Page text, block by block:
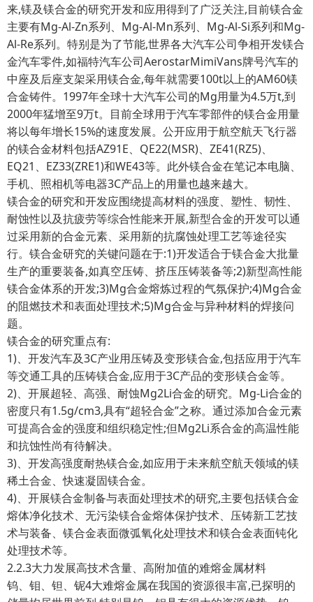
来,镁及镁合金的研究开发和应用得到了广泛关注,目前镁合金
主要有Mg-Al-Zn系列、Mg-Al-Mn系列、Mg-Al-Si系列和Mg-
Al-Re系列。特别是为了节能,世界各大汽车公司争相开发镁合
金汽车零件,如福特汽车公司AerostarMimiVans牌号汽车的
中座及后座支架采用镁合金,每年就需要100t以上的AM60镁
合金铸件。1997年全球十大汽车公司的Mg用量为4.5万t,到
2000年猛增至9万t。目前全球用于汽车零部件的镁合金用量
将以每年增长15%的速度发展。公开应用于航空航天飞行器
的镁合金材料包括AZ91E、QE22(MSR)、ZE41(RZ5)、
EQ21、EZ33(ZRE1)和WE43等。此外镁合金在笔记本电脑、
手机、照相机等电器3C产品上的用量也越来越大。
镁合金的研究和开发应围绕提高材料的强度、塑性、韧性、
耐蚀性以及抗疲劳等综合性能来开展,新型合金的开发可以通
过采用新的合金元素、采用新的抗腐蚀处理工艺等途径实
行。镁合金研究的关键问题在于:1)开发适合于镁合金大批量
生产的重要装备,如真空压铸、挤压压铸装备等;2)新型高性能
镁合金体系的开发;3)Mg合金熔炼过程的气氛保护;4)Mg合金
的阻燃技术和表面处理技术;5)Mg合金与异种材料的焊接问
题。
镁合金的研究重点有:
1)、开发汽车及3C产业用压铸及变形镁合金,包括应用于汽车
等交通工具的压铸镁合金,应用于3C产品的变形镁合金等。
2)、开展超轻、高强、耐蚀Mg2Li合金的研究。Mg-Li合金的
密度只有1.5g/cm3,具有“超轻合金”之称。通过添加合金元素
可提高合金的强度和组织稳定性;但Mg2Li系合金的高温性能
和抗蚀性尚有待解决。
3)、开发高强度耐热镁合金,如应用于未来航空航天领域的镁
稀土合金、快速凝固镁合金。
4)、开展镁合金制备与表面处理技术的研究,主要包括镁合金
熔体净化技术、无污染镁合金熔体保护技术、压铸新工艺技
术与装备、镁合金表面微弧氧化处理技术和镁合金表面钝化
处理技术等。
2.2.3大力发展高技术含量、高附加值的难熔金属材料
钨、钼、钽、铌4大难熔金属在我国的资源很丰富,已探明的